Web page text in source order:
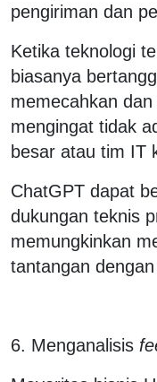
pengiriman dan
Ketika teknologi
biasanya
memecahkan
mengingat tidak
besar atau tim IT
ChatGPT dapat
dukungan teknis
memungkinkan
tantangan
6. Menganalisis